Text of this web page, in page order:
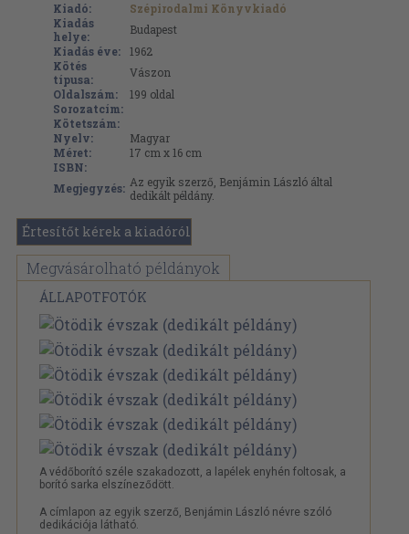
Kiadó:
Szépirodalmi Könyvkiadó
Kiadás
helye:
Budapest
Kiadás éve:
1962
Kötés
típusa:
Vászon
Oldalszám:
199 oldal
Sorozatcím:
Kötetszám:
Nyelv:
Magyar
Méret:
17 cm x 16 cm
ISBN:
Megjegyzés: Az egyik szerző, Benjámin László által
dedikált példány.
Értesítőt kérek a kiadóról
Megvásárolható példányok
ÁLLAPOTFOTÓK
A védőborító széle szakadozott, a lapélek enyhén foltosak, a
borító sarka elszíneződött.
A címlapon az egyik szerző, Benjámin László névre szóló
dedikációja látható.